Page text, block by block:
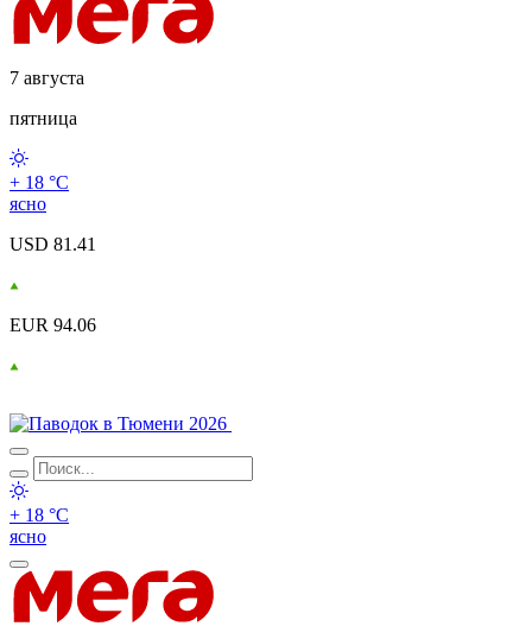
7 августа
пятница
+ 18 °С
ясно
USD 81.41
EUR 94.06
+ 18 °С
ясно